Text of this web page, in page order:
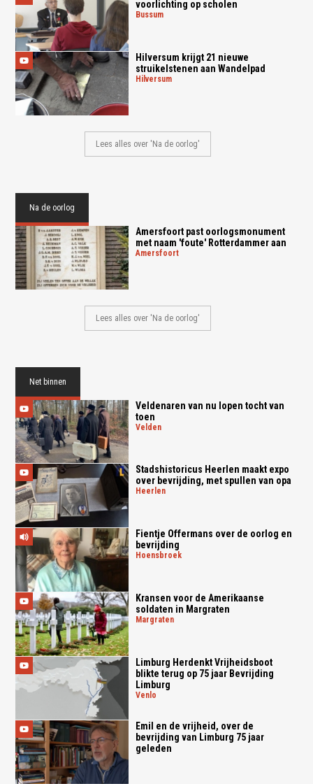
voorlichting op scholen
bussum
Hilversum krijgt 21 nieuwe
struikelstenen aan Wandelpad
hilversum
Lees alles over 'Na de oorlog'
Na de oorlog
Amersfoort past oorlogsmonument
met naam 'foute' Rotterdammer aan
amersfoort
Lees alles over 'Na de oorlog'
Net binnen
Veldenaren van nu lopen tocht van
toen
velden
Stadshistoricus Heerlen maakt expo
over bevrijding, met spullen van opa
heerlen
Fientje Offermans over de oorlog en
bevrijding
hoensbroek
Kransen voor de Amerikaanse
soldaten in Margraten
margraten
Limburg Herdenkt Vrijheidsboot
blikte terug op 75 jaar Bevrijding
Limburg
venlo
Emil en de vrijheid, over de
bevrijding van Limburg 75 jaar
geleden